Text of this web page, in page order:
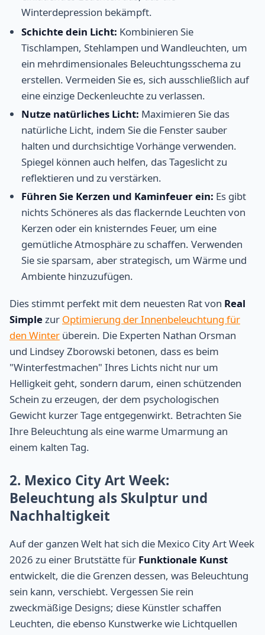
Winterdepression bekämpft.
Schichte dein Licht: Kombinieren Sie
Tischlampen, Stehlampen und Wandleuchten, um
ein mehrdimensionales Beleuchtungsschema zu
erstellen. Vermeiden Sie es, sich ausschließlich auf
eine einzige Deckenleuchte zu verlassen.
Nutze natürliches Licht: Maximieren Sie das
natürliche Licht, indem Sie die Fenster sauber
halten und durchsichtige Vorhänge verwenden.
Spiegel können auch helfen, das Tageslicht zu
reflektieren und zu verstärken.
Führen Sie Kerzen und Kaminfeuer ein: Es gibt
nichts Schöneres als das flackernde Leuchten von
Kerzen oder ein knisterndes Feuer, um eine
gemütliche Atmosphäre zu schaffen. Verwenden
Sie sie sparsam, aber strategisch, um Wärme und
Ambiente hinzuzufügen.
Dies stimmt perfekt mit dem neuesten Rat von Real
Simplezur Optimierung der Innenbeleuchtung für
den Winter überein. Die Experten Nathan Orsman
und Lindsey Zborowski betonen, dass es beim
"Winterfestmachen" Ihres Lichts nicht nur um
Helligkeit geht, sondern darum, einen schützenden
Schein zu erzeugen, der dem psychologischen
Gewicht kurzer Tage entgegenwirkt. Betrachten Sie
Ihre Beleuchtung als eine warme Umarmung an
einem kalten Tag.
2. Mexico City Art Week:
Beleuchtung als Skulptur und
Nachhaltigkeit
Auf der ganzen Welt hat sich die Mexico City Art Week
2026 zu einer Brutstätte für Funktionale Kunst
entwickelt, die die Grenzen dessen, was Beleuchtung
sein kann, verschiebt. Vergessen Sie rein
zweckmäßige Designs; diese Künstler schaffen
Leuchten, die ebenso Kunstwerke wie Lichtquellen